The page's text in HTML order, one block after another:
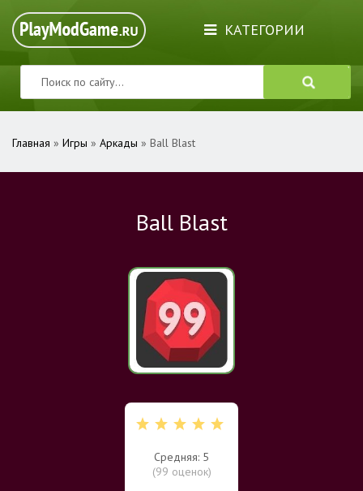
КАТЕГОРИИ
Главная » Игры » Аркады » Ball Blast
Ball Blast
Средняя: 5
(99 оценок)